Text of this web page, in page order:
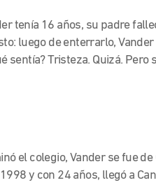
tenía 16 años, su padre
luego de enterrarlo,
sentía? Tristeza. Quizá.
el colegio, Vander se fue
y con 24 años, llegó a